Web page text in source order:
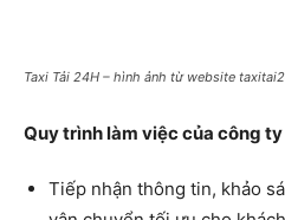
Taxi Tải 24H – hình ảnh từ website
Quy trình làm việc của công
Tiếp nhận thông tin, khảo